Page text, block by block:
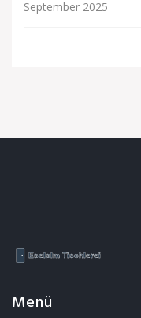
September 2025
Menü